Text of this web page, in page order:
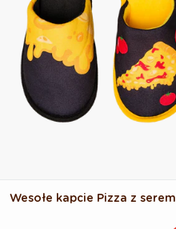
Wesołe kapcie Pizza z serem